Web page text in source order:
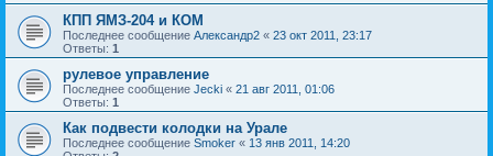
КПП ЯМЗ-204 и КОМ
Последнее сообщение Александр2 « 23 окт 2011, 23:17
Ответы: 1
рулевое управление
Последнее сообщение Jecki « 21 авг 2011, 01:06
Ответы: 1
Как подвести колодки на Урале
Последнее сообщение Smoker « 13 янв 2011, 14:20